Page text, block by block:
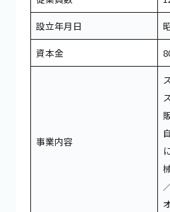
設立年月日
資本金
事業内容